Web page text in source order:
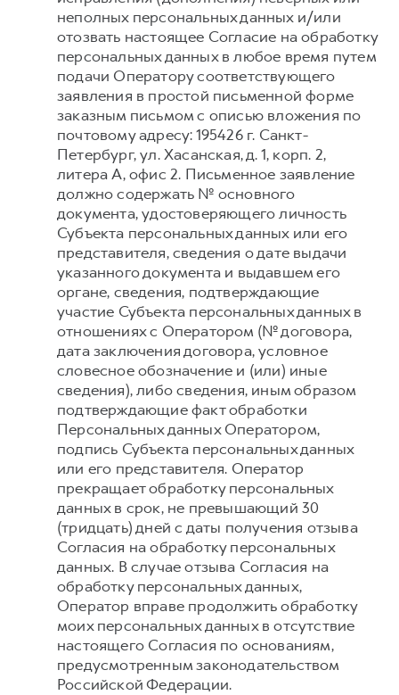
неполных персональных данных и/или
отозвать настоящее Согласие на обработку
персональных данных в любое время путем
подачи Оператору соответствующего
заявления в простой письменной форме
заказным письмом с описью вложения по
почтовому адресу: 195426 г. Санкт-
Петербург, ул. Хасанская, д. 1, корп. 2,
литера А, офис 2. Письменное заявление
должно содержать № основного
документа, удостоверяющего личность
Субъекта персональных данных или его
представителя, сведения о дате выдачи
указанного документа и выдавшем его
органе, сведения, подтверждающие
участие Субъекта персональных данных в
отношениях с Оператором (№ договора,
дата заключения договора, условное
словесное обозначение и (или) иные
сведения), либо сведения, иным образом
подтверждающие факт обработки
Персональных данных Оператором,
подпись Субъекта персональных данных
или его представителя. Оператор
прекращает обработку персональных
данных в срок, не превышающий 30
(тридцать) дней с даты получения отзыва
Согласия на обработку персональных
данных. В случае отзыва Согласия на
обработку персональных данных,
Оператор вправе продолжить обработку
моих персональных данных в отсутствие
настоящего Согласия по основаниям,
предусмотренным законодательством
Российской Федерации.